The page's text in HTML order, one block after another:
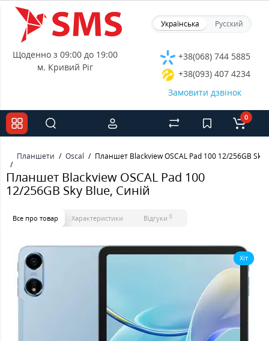
Українська Русский
Щоденно з 09:00 до 19:00
м. Кривий Ріг
+38(068) 744 5885
+38(093) 407 4234
Замовити дзвінок
0
Планшети Oscal Планшет Blackview OSCAL Pad 100 12/256GB Sky
Планшет Blackview OSCAL Pad 100
12/256GB Sky Blue, Синій
Все про товар Характеристики Відгуки 0
Хіт